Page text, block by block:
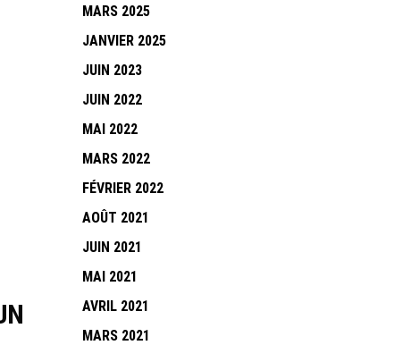
MARS 2025
JANVIER 2025
JUIN 2023
JUIN 2022
MAI 2022
MARS 2022
FÉVRIER 2022
AOÛT 2021
JUIN 2021
MAI 2021
AVRIL 2021
MARS 2021